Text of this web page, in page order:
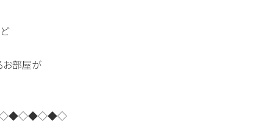
お部屋が